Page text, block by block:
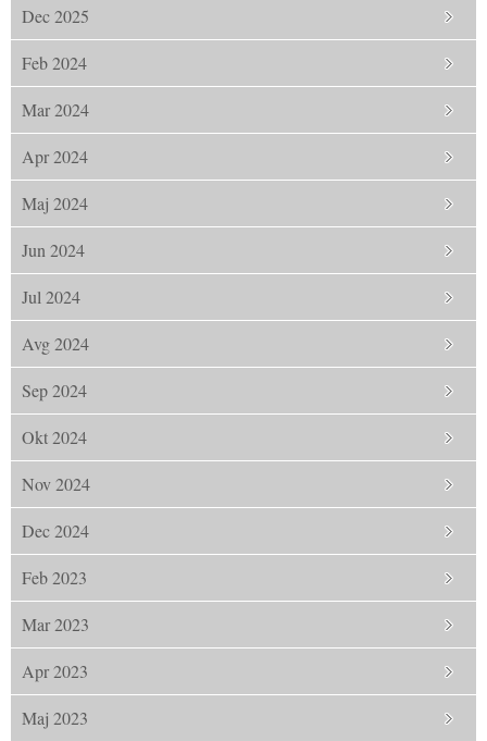
Dec 2025
Feb 2024
Mar 2024
Apr 2024
Maj 2024
Jun 2024
Jul 2024
Avg 2024
Sep 2024
Okt 2024
Nov 2024
Dec 2024
Feb 2023
Mar 2023
Apr 2023
Maj 2023